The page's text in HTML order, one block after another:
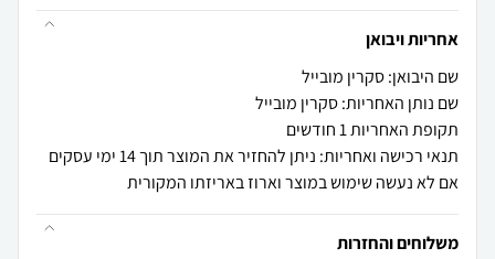
אחריות ויבואן
שם היבואן: סקרין מובייל
שם נותן האחריות: סקרין מובייל
תקופת האחריות 1 חודשים
תנאי רכישה ואחריות: ניתן להחזיר את המוצר תוך 14 ימי עסקים
אם לא נעשה שימוש במוצר וארוז באריזתו המקורית
משלוחים והחזרות